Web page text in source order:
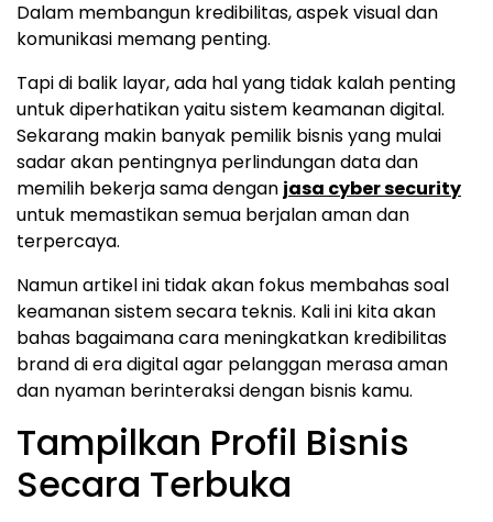
Dalam membangun kredibilitas, aspek visual dan
komunikasi memang penting.
Tapi di balik layar, ada hal yang tidak kalah penting
untuk diperhatikan yaitu sistem keamanan digital.
Sekarang makin banyak pemilik bisnis yang mulai
sadar akan pentingnya perlindungan data dan
memilih bekerja sama dengan jasa cyber security
untuk memastikan semua berjalan aman dan
terpercaya.
Namun artikel ini tidak akan fokus membahas soal
keamanan sistem secara teknis. Kali ini kita akan
bahas bagaimana cara meningkatkan kredibilitas
brand di era digital agar pelanggan merasa aman
dan nyaman berinteraksi dengan bisnis kamu.
Tampilkan Profil Bisnis
Secara Terbuka